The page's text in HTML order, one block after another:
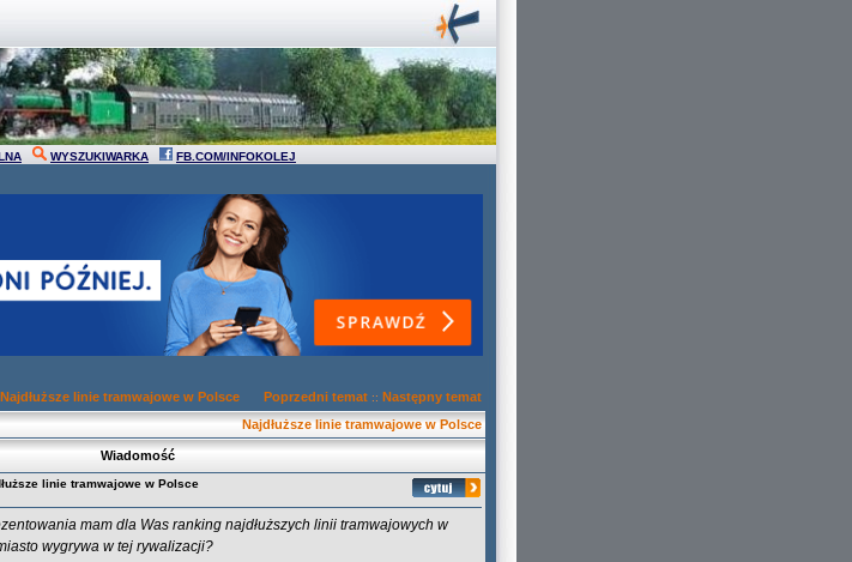
WYSZUKIWARKA FB.COM/INFOKOLEJ
Najdłuższe linie tramwajowe w Polsce Poprzedni temat :: Następny temat
Najdłuższe linie tramwajowe w Polsce
Wiadomość
linie tramwajowe w Polsce
mam dla Was ranking najdłuższych linii tramwajowych w
wygrywa w tej rywalizacji?